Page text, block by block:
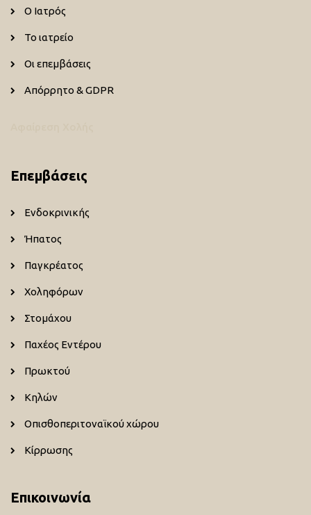
Ο Ιατρός
Το ιατρείο
Οι επεμβάσεις
Απόρρητο & GDPR
Επεμβάσεις
Ενδοκρινικής
Ήπατος
Παγκρέατος
Χοληφόρων
Στομάχου
Παχέος Εντέρου
Πρωκτού
Κηλών
Οπισθοπεριτοναϊκού χώρου
Κίρρωσης
Επικοινωνία